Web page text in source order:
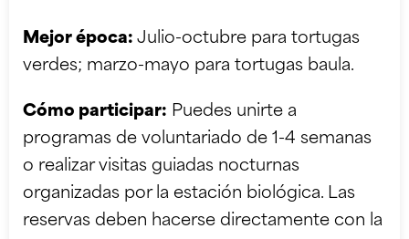
Mejor época: Julio-octubre para tortugas
verdes; marzo-mayo para tortugas baula.
Cómo participar: Puedes unirte a
programas de voluntariado de 1-4 semanas
o realizar visitas guiadas nocturnas
organizadas por la estación biológica. Las
reservas deben hacerse directamente con la